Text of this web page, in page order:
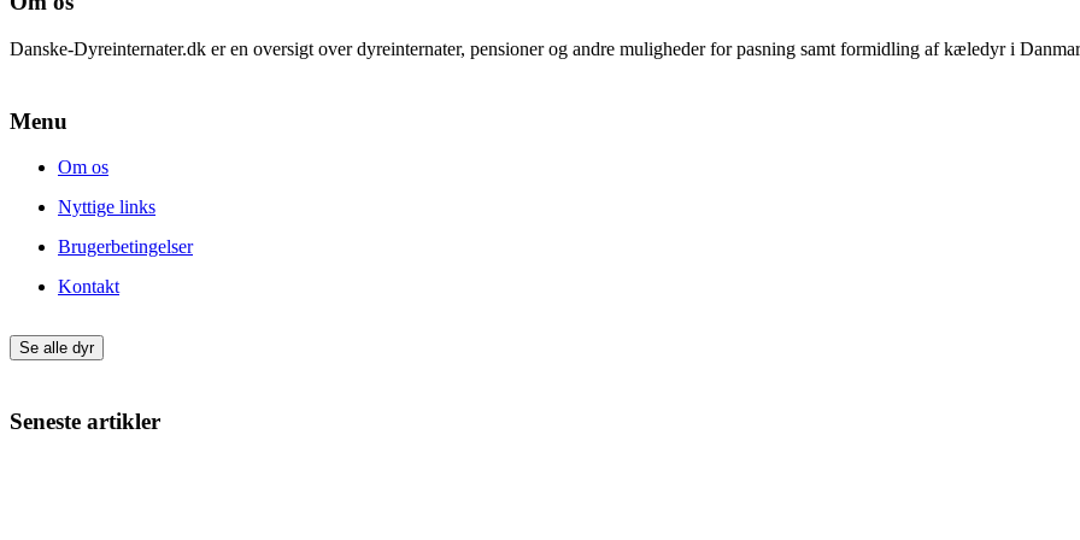
Danske-Dyreinternater.dk er en oversigt over dyreinternater, pensioner og andre muligheder for pasning samt formidling af kæledyr i
Menu
Om os
Nyttige links
Brugerbetingelser
Kontakt
Se alle dyr
Seneste artikler